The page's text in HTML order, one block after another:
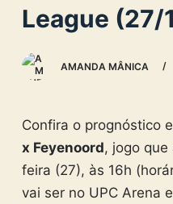
eLeague (27/
AMANDA MÂNICA
Confira o prognóstico
x Feyenoord, jogo
feira (27), às 16h
vai ser no UPC Arena